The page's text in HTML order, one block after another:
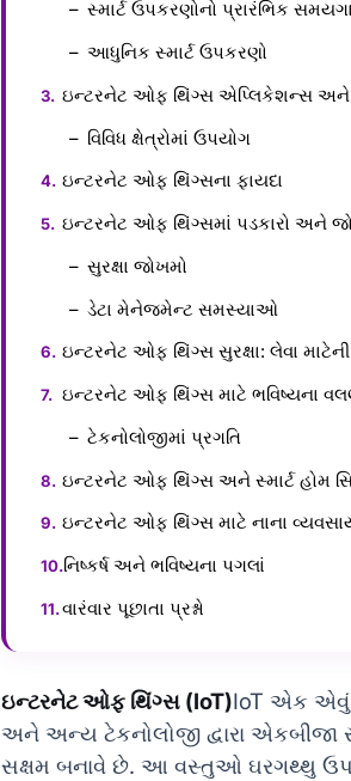
સ્માર્ટ ઉપકરણોનો પ્રારંભિક
આધુનિક સ્માર્ટ ઉપકરણો
ઇન્ટરનેટ ઓફ થિંગ્સ એપ્લિકેશન્સ અને
વિવિધ ક્ષેત્રોમાં ઉપયોગ
ઇન્ટરનેટ ઓફ થિંગ્સના ફાયદા
ઇન્ટરનેટ ઓફ થિંગ્સમાં પડકારો અને
સુરક્ષા જોખમો
ડેટા મેનેજમેન્ટ સમસ્યાઓ
ઇન્ટરનેટ ઓફ થિંગ્સ સુરક્ષા: લેવા
ઇન્ટરનેટ ઓફ થિંગ્સ માટે ભવિષ્યના
ટેકનોલોજીમાં પ્રગતિ
ઇન્ટરનેટ ઓફ થિંગ્સ અને સ્માર્ટ હોમ
ઇન્ટરનેટ ઓફ થિંગ્સ માટે નાના વ્યવસાય
નિષ્કર્ષ અને ભવિષ્યના પગલાં
વારંવાર પૂછાતા પ્રશ્નો
ઇન્ટરનેટ ઓફ થિંગ્સ (IoT)IoT એક એવું
અને અન્ય ટેકનોલોજી દ્વારા એકબીજા
સક્ષમ બનાવે છે. આ વસ્તુઓ ઘરગથ્થુ